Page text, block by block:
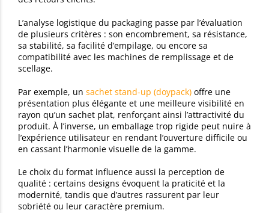
L’analyse logistique du packaging passe par l’évaluation
de plusieurs critères : son encombrement, sa résistance,
sa stabilité, sa facilité d’empilage, ou encore sa
compatibilité avec les machines de remplissage et de
scellage.
Par exemple, un sachet stand-up (doypack) offre une
présentation plus élégante et une meilleure visibilité en
rayon qu’un sachet plat, renforçant ainsi l’attractivité du
produit. À l’inverse, un emballage trop rigide peut nuire à
l’expérience utilisateur en rendant l’ouverture difficile ou
en cassant l’harmonie visuelle de la gamme.
Le choix du format influence aussi la perception de
qualité : certains designs évoquent la praticité et la
modernité, tandis que d’autres rassurent par leur
sobriété ou leur caractère premium.